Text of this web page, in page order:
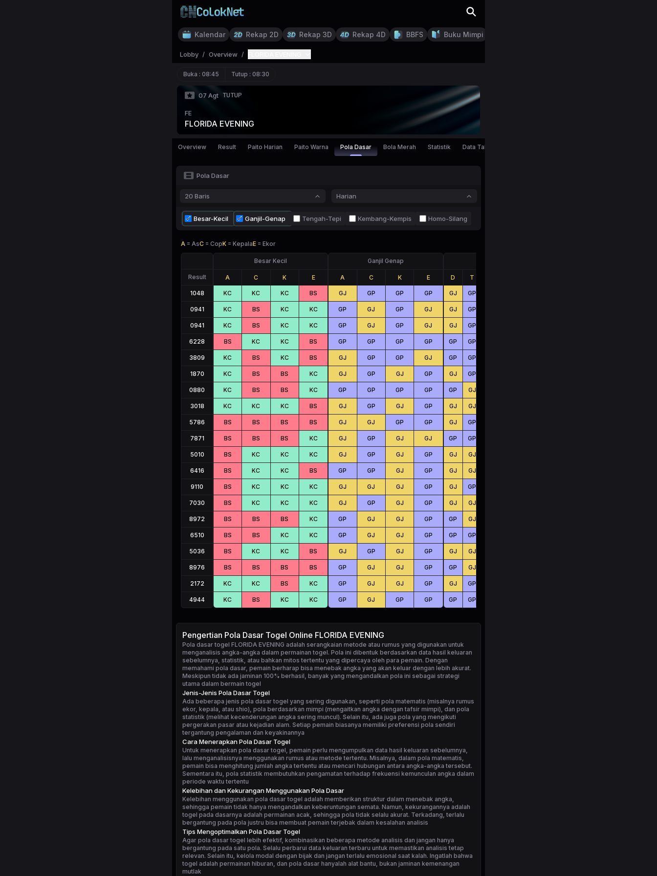
Kalendar Rekap 2D Rekap 3D Rekap 4D BBFS Buku Mimpi
Lobby / Overview /
Buka : 08:45 Tutup : 08:30
07 Agt TUTUP
FE
FLORIDA EVENING
Overview Result Paito Harian Paito Warna Pola Dasar Bola Merah Statistik Data Tahunan
Pola Dasar
20 Baris Harian
Besar-Kecil Ganjil-Genap Tengah-Tepi Kembang-Kempis Homo-Silang
A = AsC = CopK = KepalaE = Ekor
Result
1048
0941
0941
6228
3809
1870
0880
3018
5786
7871
5010
6416
9110
7030
8972
6510
5036
8976
2172
4944
Besar Kecil
A C K E
KC KC KC BS
KC BS KC KC
KC BS KC KC
BS KC KC BS
KC BS KC BS
KC BS BS KC
KC BS BS KC
KC KC KC BS
BS BS BS BS
BS BS BS KC
BS KC KC KC
BS KC KC BS
BS KC KC KC
BS KC KC KC
BS BS BS KC
BS BS KC KC
BS KC KC BS
BS BS BS BS
KC KC BS KC
KC BS KC KC
Ganjil Genap
A C K E
GJ GP GP GP
GP GJ GP GJ
GP GJ GP GJ
GP GP GP GP
GJ GP GP GJ
GJ GP GJ GP
GP GP GP GP
GJ GP GJ GP
GJ GJ GP GP
GJ GP GJ GJ
GJ GP GJ GP
GP GP GJ GP
GJ GJ GJ GP
GJ GP GJ GP
GP GJ GJ GP
GP GJ GJ GP
GJ GP GJ GP
GP GJ GJ GP
GP GJ GJ GP
GP GJ GP GP
D T
GJ GP
GJ GP
GJ GP
GP GP
GP GP
GJ GP
GP GJ
GJ GJ
GJ GP
GP GP
GJ GJ
GJ GJ
GJ GP
GJ GJ
GP GJ
GP GP
GJ GJ
GP GJ
GJ GP
GP GP
Pengertian Pola Dasar Togel Online FLORIDA EVENING
Pola dasar togel FLORIDA EVENING adalah serangkaian metode atau rumus yang digunakan untuk
menganalisis angka-angka dalam permainan togel. Pola ini dibentuk berdasarkan data hasil keluaran
sebelumnya, statistik, atau bahkan mitos tertentu yang dipercaya oleh para pemain. Dengan
memahami pola dasar, pemain berharap bisa menebak angka yang akan keluar dengan lebih akurat.
Meskipun tidak ada jaminan 100% berhasil, banyak yang mengandalkan pola ini sebagai strategi
utama dalam bermain togel
Jenis-Jenis Pola Dasar Togel
Ada beberapa jenis pola dasar togel yang sering digunakan, seperti pola matematis (misalnya rumus
ekor, kepala, atau shio), pola berdasarkan mimpi (mengaitkan angka dengan tafsir mimpi), dan pola
statistik (melihat kecenderungan angka sering muncul). Selain itu, ada juga pola yang mengikuti
pergerakan pasar atau kejadian alam. Setiap pemain biasanya memiliki preferensi pola sendiri
tergantung pengalaman dan keyakinannya
Cara Menerapkan Pola Dasar Togel
Untuk menerapkan pola dasar togel, pemain perlu mengumpulkan data hasil keluaran sebelumnya,
lalu menganalisisnya menggunakan rumus atau metode tertentu. Misalnya, dalam pola matematis,
pemain bisa menghitung jumlah angka tertentu atau mencari hubungan antara angka-angka tersebut.
Sementara itu, pola statistik membutuhkan pengamatan terhadap frekuensi kemunculan angka dalam
periode waktu tertentu
Kelebihan dan Kekurangan Menggunakan Pola Dasar
Kelebihan menggunakan pola dasar togel adalah memberikan struktur dalam menebak angka,
sehingga pemain tidak hanya mengandalkan keberuntungan semata. Namun, kekurangannya adalah
togel pada dasarnya adalah permainan acak, sehingga pola tidak selalu akurat. Terkadang, terlalu
bergantung pada pola justru bisa membuat pemain terjebak dalam kesalahan analisis
Tips Mengoptimalkan Pola Dasar Togel
Agar pola dasar togel lebih efektif, kombinasikan beberapa metode analisis dan jangan hanya
bergantung pada satu pola. Selalu perbarui data keluaran terbaru untuk memastikan analisis tetap
relevan. Selain itu, kelola modal dengan bijak dan jangan terlalu emosional saat kalah. Ingatlah bahwa
togel adalah permainan hiburan, dan pola dasar hanyalah alat bantu, bukan jaminan kemenangan
mutlak